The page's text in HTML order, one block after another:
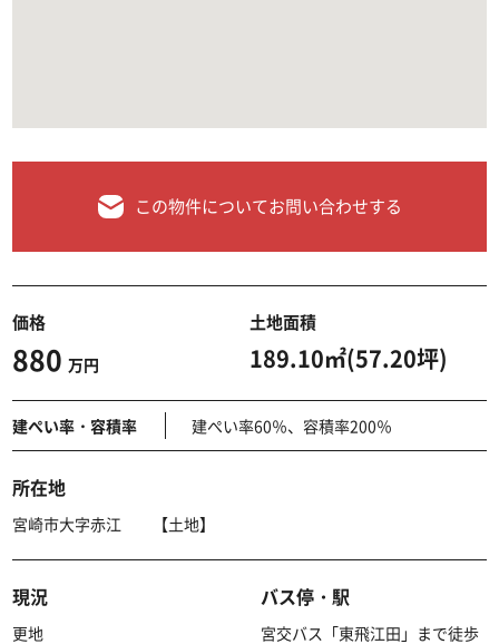
この物件についてお問い合わせする
価格
880 万円
土地面積
189.10㎡(57.20坪)
建ぺい率・容積率 建ぺい率60％、容積率200％
所在地
宮崎市大字赤江 【土地】
現況
更地
バス停・駅
宮交バス「東飛江田」まで徒歩